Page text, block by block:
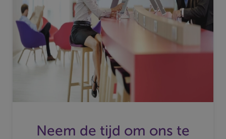
Neem de tijd om ons te